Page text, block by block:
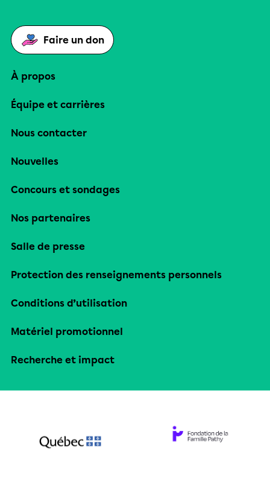
Faire un don
À propos
Équipe et carrières
Nous contacter
Nouvelles
Concours et sondages
Nos partenaires
Salle de presse
Protection des renseignements personnels
Conditions d’utilisation
Matériel promotionnel
Recherche et impact